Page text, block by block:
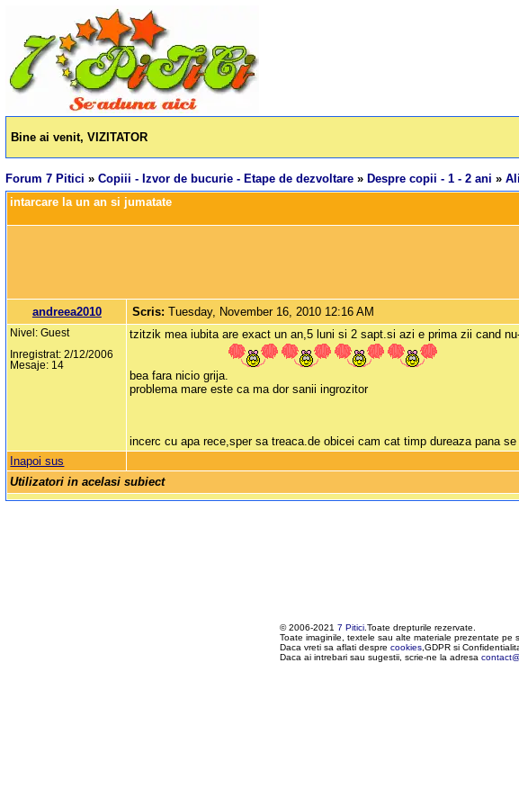
Bine ai venit, VIZITATOR
Forum 7 Pitici »Copiii - Izvor de bucurie - Etape de dezvoltare » Despre copii - 1 - 2 ani »
intarcare la un an si jumatate
andreea2010 Scris:Tuesday, November 16, 2010 12:16 AM
Nivel: Guest
Inregistrat: 2/12/2006
Mesaje: 14
tzitzik mea iubita are exact un an,5 luni si 2 sapt.si azi e prima zii cand
bea fara nicio grija.
problema mare este ca ma dor sanii ingrozitor
incerc cu apa rece,sper sa treaca.de obicei cam cat timp dureaza pana
Inapoi sus
Utilizatori in acelasi subiect
© 2006-2021 7 Pitici.Toate drepturile rezervate.
Toate imaginile, textele sau alte materiale prezentate
Daca vreti sa aflati despre cookies,GDPR si
Daca ai intrebari sau sugestii, scrie-ne la adresa